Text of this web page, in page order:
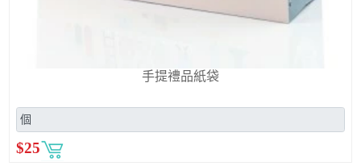
手提禮品紙袋
$25